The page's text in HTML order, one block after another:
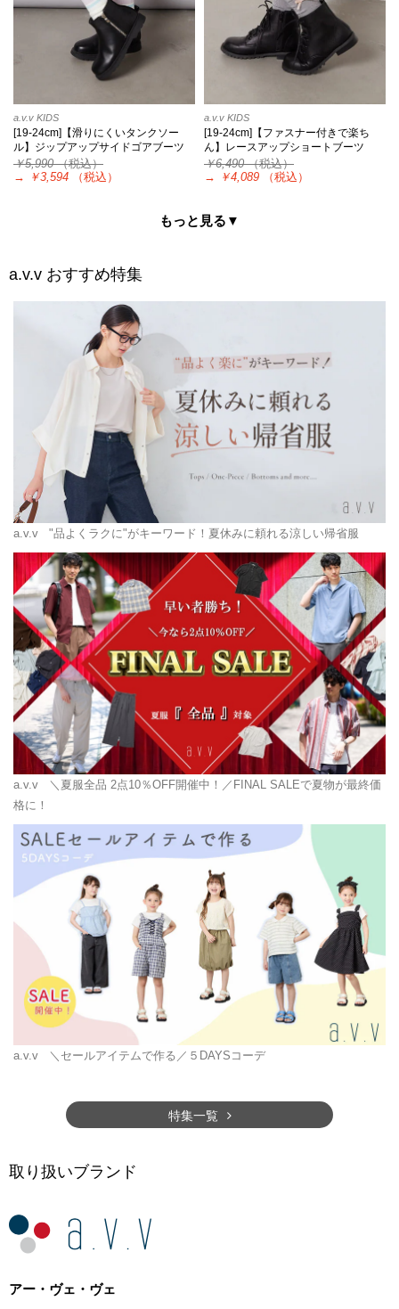
a.v.v KIDS
[19-24cm]【滑りにくいタンクソー
ル】ジップアップサイドゴアブーツ
￥5,990（税込）
→
￥3,594 （税込）
a.v.v KIDS
[19-24cm]【ファスナー付きで楽ち
ん】レースアップショートブーツ
￥6,490（税込）
→
￥4,089 （税込）
もっと見る▼
a.v.v おすすめ特集
a.v.v "品よくラクに"がキーワード！夏休みに頼れる涼しい帰省服
a.v.v ＼夏服全品 2点10％OFF開催中！／FINAL SALEで夏物が最終価
格に！
a.v.v ＼セールアイテムで作る／５DAYSコーデ
特集一覧
取り扱いブランド
アー・ヴェ・ヴェ